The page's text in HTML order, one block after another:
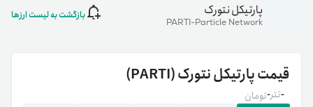
پارتیکل نتورک
PARTI-Particle Network
بازگشت به لیست ارزها
قیمتپارتیکل نتورک
-تومان -تتر